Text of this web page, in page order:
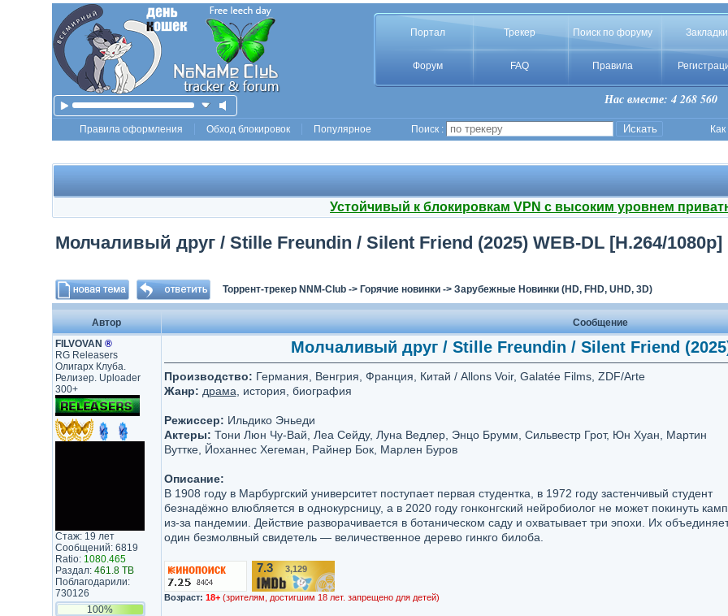
Портал Трекер Поиск по форуму Закладки
Форум FAQ Правила
Нас вместе: 4 268 560
Правила оформления Обход блокировок Популярное Поиск :
Устойчивый к блокировкам VPN с высоким уровнем
Молчаливый друг / Stille Freundin / Silent Friend (2025) WEB-DL [H.264/1080p]
Торрент-трекер NNM-Club-> Горячие новинки-> Зарубежные Новинки (HD, FHD, UHD, 3D)
Автор
Сообщение
FILVOVAN ®
RG Releasers
Олигарх Клуба.
Релизер. Uploader
300+
Стаж: 19 лет
Сообщений: 6819
Ratio: 1080.465
Раздал: 461.8 TB
Поблагодарили:
730126
100%
Молчаливый друг / Stille Freundin / Silent Friend
Производство: Германия, Венгрия, Франция, Китай / Allons Voir, Galatée Films, ZDF/Arte
Жанр: драма , история, биография
Режиссер: Ильдико Эньеди
Актеры: Тони Люн Чу-Вай, Леа Сейду, Луна Ведлер, Энцо Брумм, Сильвестр Грот, Юн Хуан, Мартин
Вуттке, Йоханнес Хегеман, Райнер Бок, Марлен Буров
Описание:
В 1908 году в Марбургский университет поступает первая студентка, в 1972 году застенчивый студент
безнадёжно влюбляется в однокурсницу, а в 2020 году гонконгский нейробиолог не может покинуть
из-за пандемии. Действие разворачивается в ботаническом саду и охватывает три эпохи. Их
один безмолвный свидетель — величественное дерево гинкго билоба.
7.3/10 3,129
Возраст: 18+ (зрителям, достигшим 18 лет. запрещено для детей)